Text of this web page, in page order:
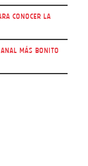
conocer la
más bonito